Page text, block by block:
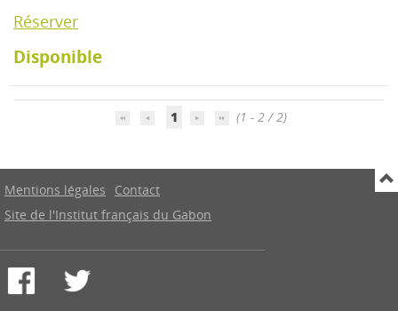
Réserver
Disponible
1 (1 - 2 / 2)
Mentions légales
Contact
Site de l'Institut français du Gabon